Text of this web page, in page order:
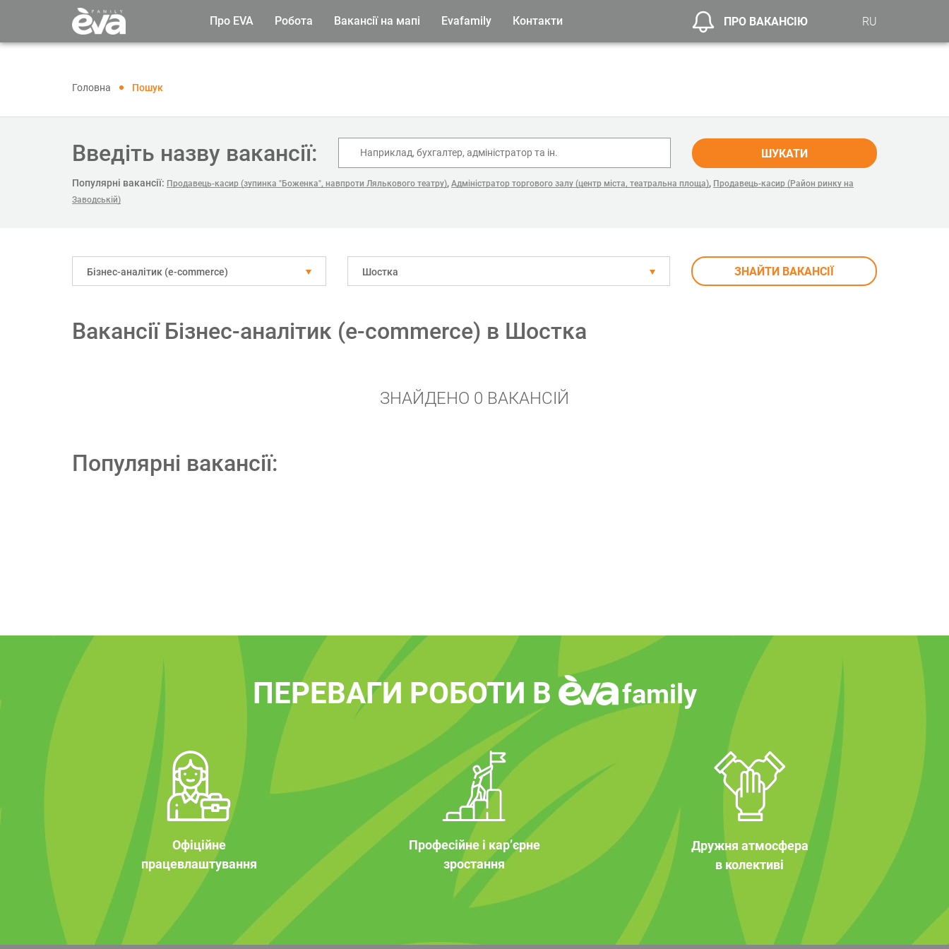
Про EVA Робота Вакансії на мапі Evafamily Контакти ПРО ВАКАНСІЮ RU
Головна Пошук
Введіть назву вакансії: ШУКАТИ
Популярні вакансії: Продавець-касир (зупинка "Боженка", навпроти Лялькового театру), Адміністратор торгового залу (центр міста, театральна площа), Продавець-касир (Район ринку на
Заводській)
Бізнес-аналітик (e-commerce) Шостка ЗНАЙТИ ВАКАНСІЇ
Вакансії Бізнес-аналітик (e-commerce) в Шостка
ЗНАЙДЕНО 0 ВАКАНСІЙ
Популярні вакансії:
ПЕРЕВАГИ РОБОТИ В family
Офіційне
працевлаштування
Професійне і кар’єрне
зростання
Дружня атмосфера
в колективі